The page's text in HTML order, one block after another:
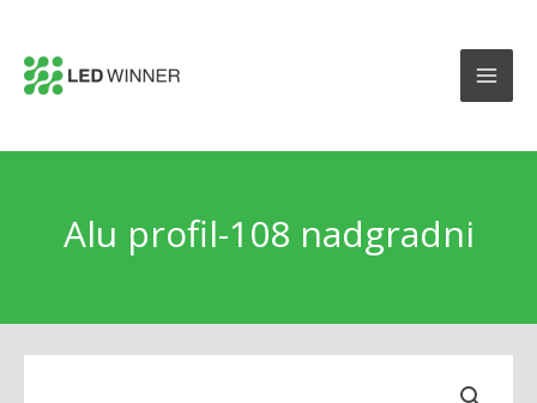
Alu profil-108 nadgradni